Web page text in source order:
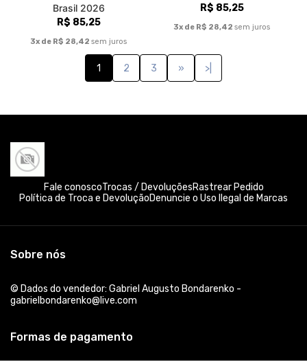
Brasil 2026
R$ 85,25
3x de R$ 28,42 sem juros
R$ 85,25
3x de R$ 28,42 sem juros
1 2 3 » >|
Fale conoscoTrocas / DevoluçõesRastrear Pedido
Política de Troca e DevoluçãoDenuncie o Uso Ilegal de Marcas
Sobre nós
© Dados do vendedor: Gabriel Augusto Bondarenko -
gabrielbondarenko@live.com
Formas de pagamento